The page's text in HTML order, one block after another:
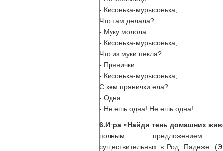
- Кисонька-мурысонька,
Что там делала?
- Муку молола.
- Кисонька-мурысонька,
Что из муки пекла?
- Прянички.
- Кисонька-мурысонька,
С кем прянички ела?
- Одна.
- Не ешь одна! Не ешь одна!
6.Игра «Найди тень домашних
полным предложением.
существительных в Род. Падеже.